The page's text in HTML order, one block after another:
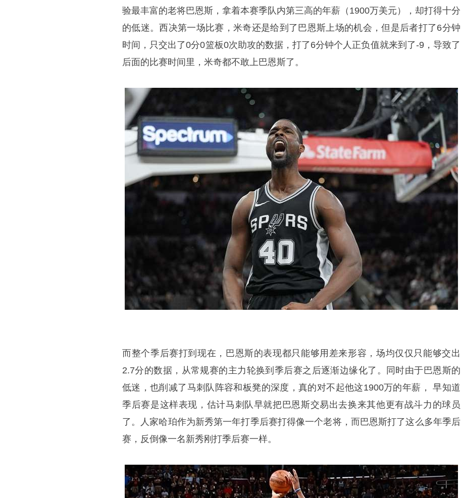
验最丰富的老将巴恩斯，拿着本赛季队内第三高的年薪（1900万美元），却打得十分
的低迷。西决第一场比赛，米奇还是给到了巴恩斯上场的机会，但是后者打了6分钟
时间，只交出了0分0篮板0次助攻的数据，打了6分钟个人正负值就来到了-9，导致了
后面的比赛时间里，米奇都不敢上巴恩斯了。
而整个季后赛打到现在，巴恩斯的表现都只能够用差来形容，场均仅仅只能够交出
2.7分的数据，从常规赛的主力轮换到季后赛之后逐渐边缘化了。同时由于巴恩斯的
低迷，也削减了马刺队阵容和板凳的深度，真的对不起他这1900万的年薪， 早知道
季后赛是这样表现，估计马刺队早就把巴恩斯交易出去换来其他更有战斗力的球员
了。人家哈珀作为新秀第一年打季后赛打得像一个老将，而巴恩斯打了这么多年季后
赛，反倒像一名新秀刚打季后赛一样。